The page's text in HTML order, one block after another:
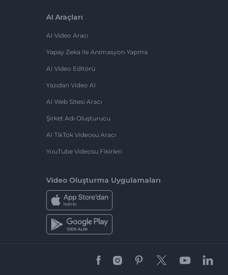
AI Araçları
AI Video Aracı
Yapay Zeka Ile Animasyon Yapma
AI Video Editörü
Yazıdan Video AI
AI Web Sitesi Aracı
Şirket Adı Oluşturucu
AI TikTok Videosu Aracı
YouTube Videosu Fikirleri
Video Oluşturma Uygulamaları